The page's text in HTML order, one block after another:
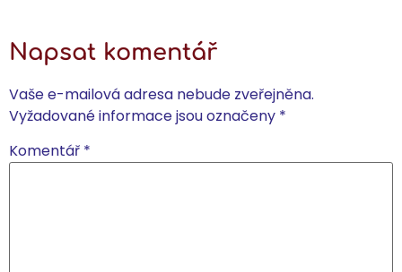
Napsat komentář
Vaše e-mailová adresa nebude zveřejněna.
Vyžadované informace jsou označeny *
Komentář *